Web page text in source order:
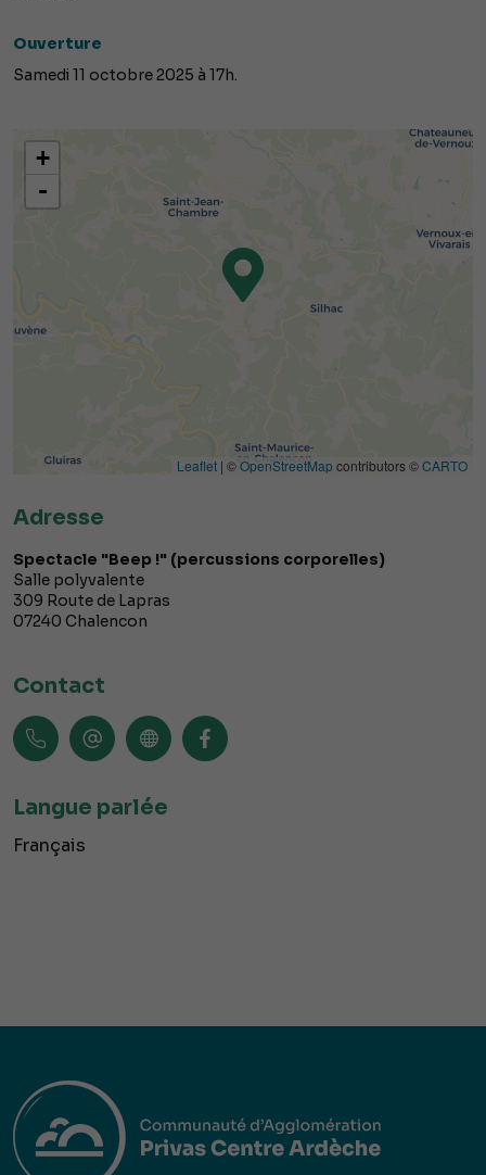
Ouverture
Samedi 11 octobre 2025 à 17h.
+
-
Leaflet | ©OpenStreetMapcontributors ©CARTO
Adresse
Spectacle "Beep !" (percussions corporelles)
Salle polyvalente
309 Route de Lapras
07240 Chalencon
Contact
Langue parlée
Français